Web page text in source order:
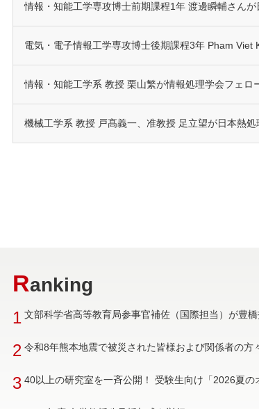
情報・知能工学専攻博士前期課程1年 渡邊瞬輔さん
電気・電子情報工学専攻博士後期課程3年 Pham
情報・知能工学系 教授 栗山繁が情報処理学会フェロ
機械工学系 教授 戸髙義一、准教授 足立望が日本熱
Ranking
1 文部科学省高等教育局参事官補佐（国際担当）が豊
2 令和8年熊本地震で被災された皆様および関係者の方
3 40以上の研究室を一斉公開！ 受験生向け「2026夏の